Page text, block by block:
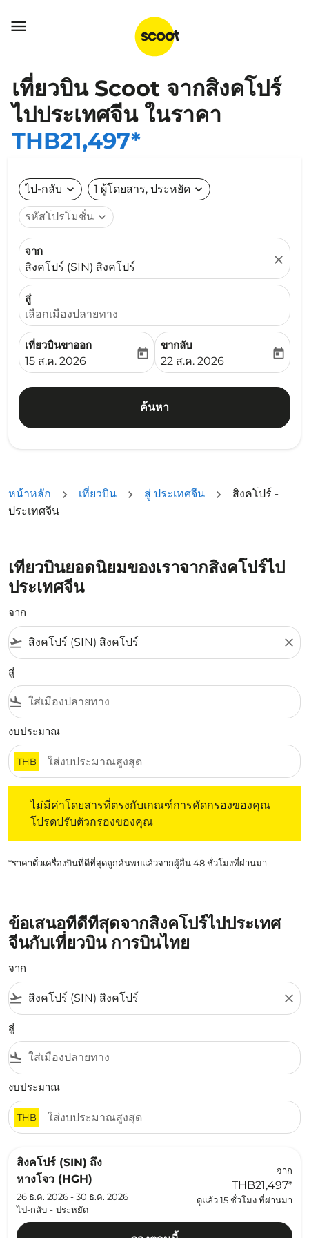

เที่ยวบิน Scoot จากสิงคโปร์
ไปประเทศจีน ในราคา
THB21,497*
ไป-กลับ expand_more 1 ผู้โดยสาร, ประหยัด expand_more
รหัสโปรโมชั่น expand_more
จาก
สิงคโปร์ (SIN) สิงคโปร์
close
สู่
เลือกเมืองปลายทาง
เที่ยวบินขาออก
fc-booking-departure-date-aria-label
15 ส.ค. 2026
today
ขากลับ
fc-booking-return-date-
22 ส.ค. 2026
today
ค้นหา
หน้าหลัก เที่ยวบิน สู่ ประเทศจีน
สิงคโปร์ -
ประเทศจีน
เที่ยวบินยอดนิยมของเราจากสิงคโปร์ไป
ประเทศจีน
จาก
flight_takeoff close
สู่
flight_land
งบประมาณ
THB
ไม่มีค่าโดยสารที่ตรงกับเกณฑ์การคัดกรองของคุณ
โปรดปรับตัวกรองของคุณ
*ราคาตั๋วเครื่องบินที่ดีที่สุดถูกค้นพบแล้วจากผู้อื่น 48 ชั่วโมงที่ผ่านมา
ข้อเสนอที่ดีที่สุดจากสิงคโปร์ไปประเทศ
จีนกับเที่ยวบิน การบินไทย
จาก
flight_takeoff close
สู่
flight_land
งบประมาณ
THB
สิงคโปร์ (SIN) ถึง
หางโจว (HGH)
26 ธ.ค. 2026 - 30 ธ.ค. 2026
ไป-กลับ - ประหยัด
จาก
THB21,497*
ดูแล้ว 15 ชั่วโมง ที่ผ่านมา